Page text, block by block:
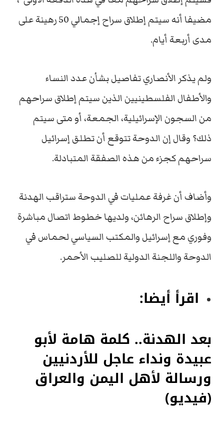
مضيفا أنه سيتم إطلاق سراح إجمالي 50 رهينة على
مدى أربعة أيام.
ولم يذكر الأنصاري تفاصيل بشأن عدد النساء
والأطفال الفلسطينيين الذين سيتم إطلاق سراحهم
من السجون الإسرائيلية، الجمعة، أو متى سيتم
ذلك؟ وقال إن الدوحة تتوقع أن تطلق إسرائيل
سراحهم كجزء من هذه الصفقة المتبادلة.
وأضاف أن غرفة عمليات في الدوحة ستراقب الهدنة
وإطلاق سراح الرهائن، ولديها خطوط اتصال مباشرة
وفوري مع إسرائيل والمكتب السياسي لحماس في
الدوحة واللجنة الدولية للصليب الأحمر.
اقرأ أيضا:
بعد الهدنة.. كلمة هامة لأبو
عبيدة ونداء عاجل للأردنيين
ورسالة لأهل اليمن والعراق
(فيديو)